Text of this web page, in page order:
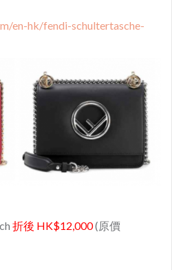
en-hk/fendi-schultertasche-
折後 HK$12,000(原價